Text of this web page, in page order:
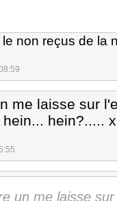
non reçus de la
me laisse sur
hein?.....
un me laisse